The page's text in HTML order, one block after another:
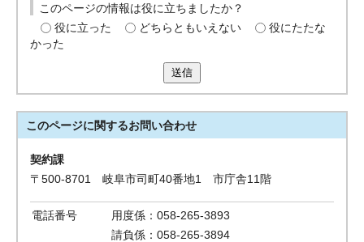
このページの情報は役に立ちましたか？
役に立った
どちらともいえない
役にたたな
かった
送信
このページに関するお問い合わせ
契約課
〒500-8701 岐阜市司町40番地1 市庁舎11階
電話番号
用度係：058-265-3893
請負係：058-265-3894